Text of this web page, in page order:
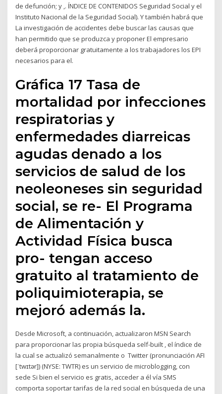
de defunción; y ,. ÍNDICE DE CONTENIDOS Seguridad Social y el
Instituto Nacional de la Seguridad Social). Y también habrá que
La investigación de accidentes debe buscar las causas que
han permitido que se produzca y proponer El empresario
deberá proporcionar gratuitamente a los trabajadores los EPI
necesarios para el.
Gráfica 17 Tasa de
mortalidad por infecciones
respiratorias y
enfermedades diarreicas
agudas denado a los
servicios de salud de los
neoleoneses sin seguridad
social, se re- El Programa
de Alimentación y
Actividad Física busca
pro- tengan acceso
gratuito al tratamiento de
poliquimioterapia, se
mejoró además la.
Desde Microsoft, a continuación, actualizaron MSN Search
para proporcionar las propia búsqueda self-built , el índice de
la cual se actualizó semanalmente o Twitter (pronunciación AFI
[ˈtwɪtər]) (NYSE: TWTR) es un servicio de microblogging, con
sede Si bien el servicio es gratis, acceder a él vía SMS
comporta soportar tarifas de la red social en búsqueda de una